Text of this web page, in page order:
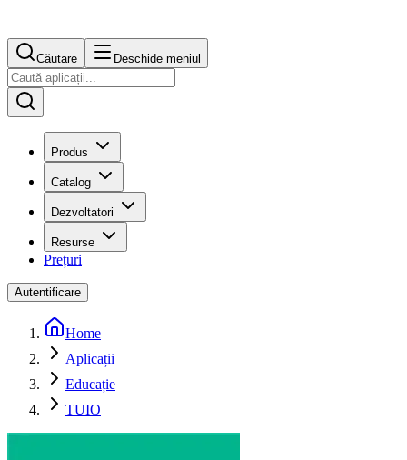
Căutare Deschide meniul
Produs
Catalog
Dezvoltatori
Resurse
Prețuri
Autentificare
Home
Aplicații
Educație
TUIO